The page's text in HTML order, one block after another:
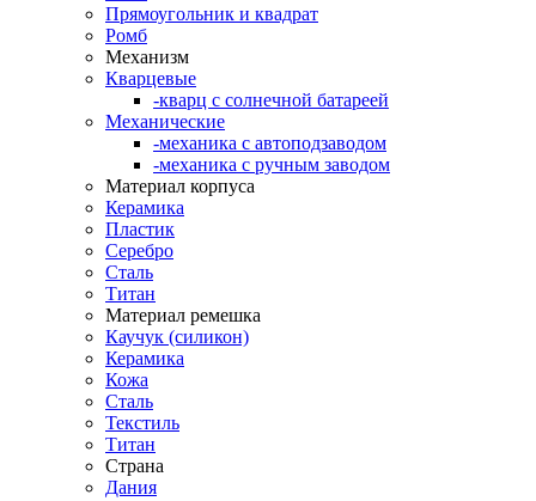
Прямоугольник и квадрат
Ромб
Механизм
Кварцевые
-кварц с солнечной батареей
Механические
-механика с автоподзаводом
-механика с ручным заводом
Материал корпуса
Керамика
Пластик
Серебро
Сталь
Титан
Материал ремешка
Каучук (силикон)
Керамика
Кожа
Сталь
Текстиль
Титан
Страна
Дания